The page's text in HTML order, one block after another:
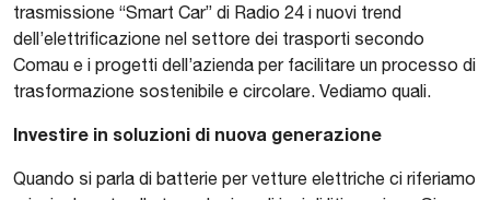
trasmissione “Smart Car” di Radio 24 i nuovi trend
dell’elettrificazione nel settore dei trasporti secondo
Comau e i progetti dell’azienda per facilitare un processo di
trasformazione sostenibile e circolare. Vediamo quali.
Investire in soluzioni di nuova generazione
Quando si parla di batterie per vetture elettriche ci riferiamo